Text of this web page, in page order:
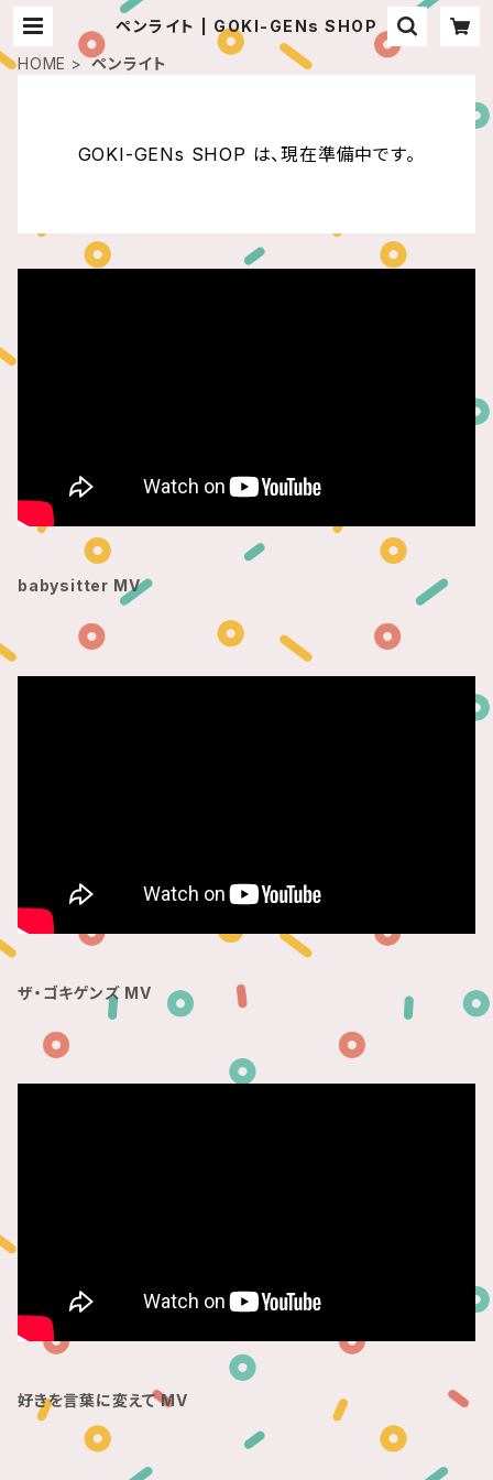
ペンライト | GOKI-GENs SHOP
HOME
ペンライト
GOKI-GENs SHOP は、現在準備中です。
babysitter MV
ザ・ゴキゲンズ MV
好きを言葉に変えて MV